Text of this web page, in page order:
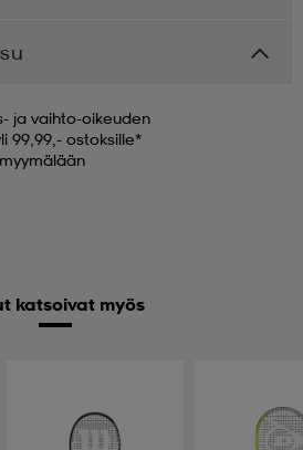
ja vaihto-oikeuden
99,99,- ostoksille*
katsoivat myös